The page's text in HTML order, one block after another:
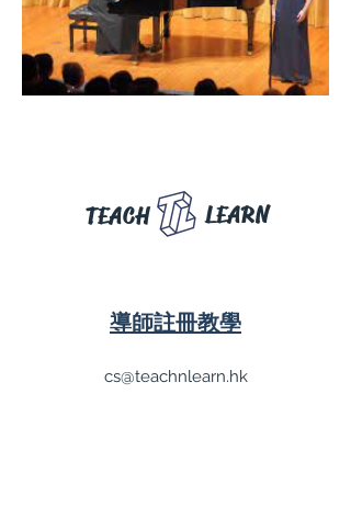
LEARN
TEACH
導師註冊教學
cs@teachnlearn.hk